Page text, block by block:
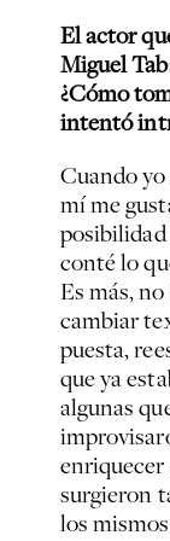
El actor
Miguel
¿Cómo
intentó
Cuando
mí me
posibilidad
conté lo
Es más,
cambiar
puesta,
que ya
algunas
enriquecer
surgieron
los